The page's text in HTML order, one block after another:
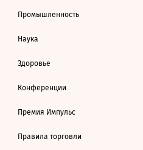
Промышленность
Наука
Здоровье
Конференции
Премия Импульс
Правила торговли